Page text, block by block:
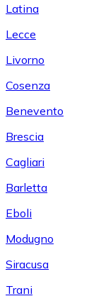
Latina
Lecce
Livorno
Cosenza
Benevento
Brescia
Cagliari
Barletta
Eboli
Modugno
Siracusa
Trani